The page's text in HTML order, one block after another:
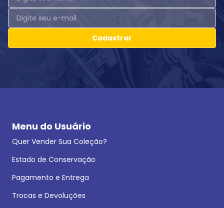
Cadastrar
Menu do Usuário
Quer Vender Sua Coleção?
Estado de Conservação
Pagamento e Entrega
Trocas e Devoluções